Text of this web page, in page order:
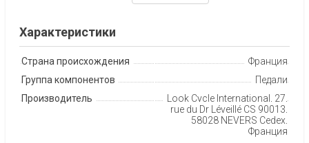
Характеристики
Страна происхождения
Франция
Группа компонентов
Педали
Производитель
Look Cycle International, 27,
rue du Dr Léveillé CS 90013,
58028 NEVERS Cedex,
Франция